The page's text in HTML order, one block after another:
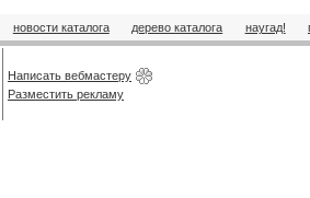
новости каталога дерево каталога наугад!
Написать вебмастеру
Разместить рекламу